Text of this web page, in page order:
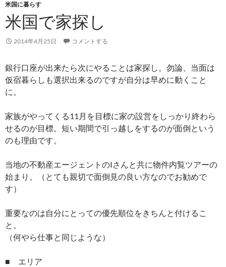
米国に暮らす
米国で家探し
2014年4月25日 コメントする
銀行口座が出来たら次にやることは家探し。勿論、当面は
仮宿暮らしも選択出来るのですが自分は早めに動くこと
に。
家族がやってくる11月を目標に家の設営をしっかり終わら
せるのが目標。短い期間で引っ越しをするのが面倒という
のも理由です。
当地の不動産エージェントのIさんと共に物件内覧ツアーの
始まり。（とても親切で面倒見の良い方なのでお勧めで
す）
重要なのは自分にとっての優先順位をきちんと付けるこ
と。
（何やら仕事と同じような）
■ エリア